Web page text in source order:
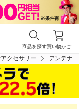
買い物かご
商品を探す
クセサリー アンテナ